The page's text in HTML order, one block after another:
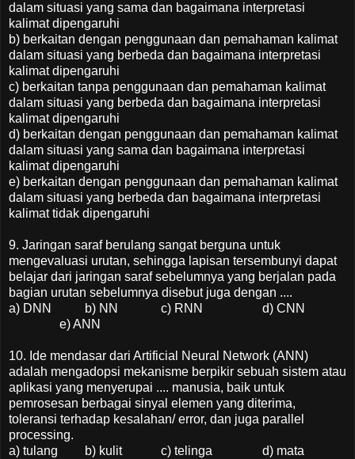
dalam situasi yang sama dan bagaimana interpretasi
kalimat dipengaruhi
b) berkaitan dengan penggunaan dan pemahaman kalimat
dalam situasi yang berbeda dan bagaimana interpretasi
kalimat dipengaruhi
c) berkaitan tanpa penggunaan dan pemahaman kalimat
dalam situasi yang berbeda dan bagaimana interpretasi
kalimat dipengaruhi
d) berkaitan dengan penggunaan dan pemahaman kalimat
dalam situasi yang sama dan bagaimana interpretasi
kalimat dipengaruhi
e) berkaitan dengan penggunaan dan pemahaman kalimat
dalam situasi yang berbeda dan bagaimana interpretasi
kalimat tidak dipengaruhi
9. Jaringan saraf berulang sangat berguna untuk
mengevaluasi urutan, sehingga lapisan tersembunyi dapat
belajar dari jaringan saraf sebelumnya yang berjalan pada
bagian urutan sebelumnya disebut juga dengan ....
a) DNN
b) NN c) RNN
d) CNN
e) ANN
10. Ide mendasar dari Artificial Neural Network (ANN)
adalah mengadopsi mekanisme berpikir sebuah sistem atau
aplikasi yang menyerupai .... manusia, baik untuk
pemrosesan berbagai sinyal elemen yang diterima,
toleransi terhadap kesalahan/ error, dan juga parallel
processing.
a) tulang
b) kulit c) telinga
d) mata